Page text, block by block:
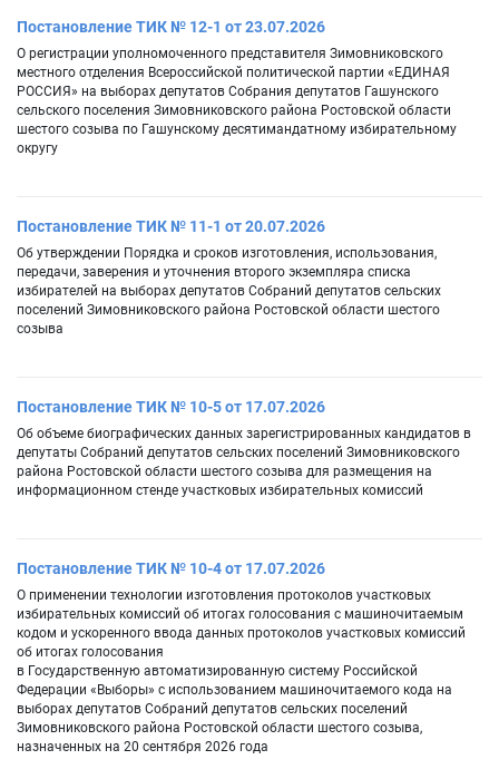
Постановление ТИК № 12-1 от 23.07.2026
О регистрации уполномоченного представителя Зимовниковского
местного отделения Всероссийской политической партии «ЕДИНАЯ
РОССИЯ» на выборах депутатов Собрания депутатов Гашунского
сельского поселения Зимовниковского района Ростовской области
шестого созыва по Гашунскому десятимандатному избирательному
округу
Постановление ТИК № 11-1 от 20.07.2026
Об утверждении Порядка и сроков изготовления, использования,
передачи, заверения и уточнения второго экземпляра списка
избирателей на выборах депутатов Собраний депутатов сельских
поселений Зимовниковского района Ростовской области шестого
созыва
Постановление ТИК № 10-5 от 17.07.2026
Об объеме биографических данных зарегистрированных кандидатов в
депутаты Собраний депутатов сельских поселений Зимовниковского
района Ростовской области шестого созыва для размещения на
информационном стенде участковых избирательных комиссий
Постановление ТИК № 10-4 от 17.07.2026
О применении технологии изготовления протоколов участковых
избирательных комиссий об итогах голосования с машиночитаемым
кодом и ускоренного ввода данных протоколов участковых комиссий
об итогах голосования
в Государственную автоматизированную систему Российской
Федерации «Выборы» с использованием машиночитаемого кода на
выборах депутатов Собраний депутатов сельских поселений
Зимовниковского района Ростовской области шестого созыва,
назначенных на 20 сентября 2026 года